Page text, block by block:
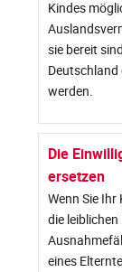
Kindes
sie bereit
Deutschland
werden.
Die
ersetzen
Wenn Sie
die
eines